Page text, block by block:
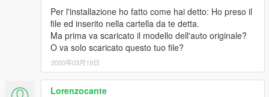
Per l'installazione ho fatto come hai detto: Ho preso il
file ed inserito nella cartella da te detta.
Ma prima va scaricato il modello dell'auto originale?
O va solo scaricato questo tuo file?
2020年03月19日
Lorenzocante